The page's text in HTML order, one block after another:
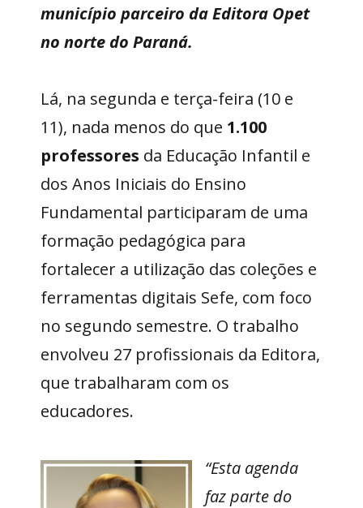
município parceiro da Editora Opet
no norte do Paraná.
Lá, na segunda e terça-feira (10 e
11), nada menos do que 1.100
professores da Educação Infantil e
dos Anos Iniciais do Ensino
Fundamental participaram de uma
formação pedagógica para
fortalecer a utilização das coleções e
ferramentas digitais Sefe, com foco
no segundo semestre. O trabalho
envolveu 27 profissionais da Editora,
que trabalharam com os
educadores.
“Esta agenda
faz parte do